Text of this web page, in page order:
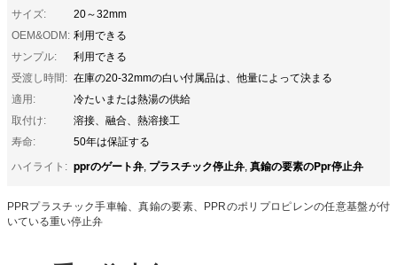
サイズ:
20～32mm
OEM&ODM: 利用できる
サンプル:
利用できる
受渡し時間: 在庫の20-32mmの白い付属品は、他量によって決まる
適用:
冷たいまたは熱湯の供給
取付け:
溶接、融合、熱溶接工
寿命:
50年は保証する
ハイライト: pprのゲート弁, プラスチック停止弁, 真鍮の要素のPpr停止弁
PPRプラスチック手車輪、真鍮の要素、PPRのポリプロピレンの任意基盤が付
いている重い停止弁